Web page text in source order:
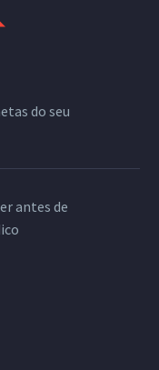
do seu
antes de